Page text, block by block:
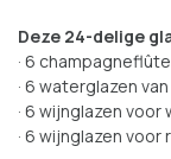
Deze 24-delige
· 6
· 6 waterglazen
· 6 wijnglazen voor
· 6 wijnglazen voor